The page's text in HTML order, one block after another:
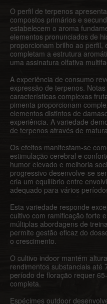
O perfil de terpenos
compostos primários e
estabelecem o aroma
elementos pronunciados de
proporcionam brilho ao perfil,
completam a estrutura
uma assinatura olfativa
A experiência de consumo
expressão de terpenos.
características complexas
pimenta proporcionam
elementos distintos de
experiência. A variedade
de terpenos através de
Os efeitos manifestam-se
estimulação cerebral e
humor elevado e melhoria
progressivo desenvolve-se
cria um equilíbrio entre
adequado para vários
Esta variedade responde
cultivo com ramificação forte
múltiplas abordagens de
permite gestão eficaz do
o crescimento.
O cultivo indoor mantém
rendimentos substanciais até
período de floração requer
completa.
Espécimes outdoor